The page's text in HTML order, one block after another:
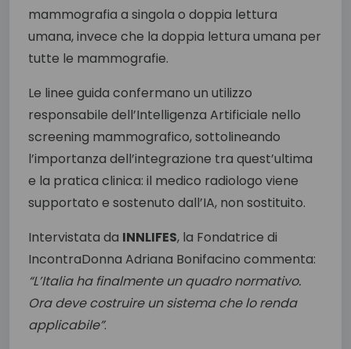
mammografia a singola o doppia lettura
umana, invece che la doppia lettura umana per
tutte le mammografie.
Le linee guida confermano un utilizzo
responsabile dell’Intelligenza Artificiale nello
screening mammografico, sottolineando
l’importanza dell’integrazione tra quest’ultima
e la pratica clinica: il medico radiologo viene
supportato e sostenuto dall’IA, non sostituito.
Intervistata da INNLIFES, la Fondatrice di
IncontraDonna Adriana Bonifacino commenta:
“L’Italia ha finalmente un quadro normativo.
Ora deve costruire un sistema che lo renda
applicabile”.